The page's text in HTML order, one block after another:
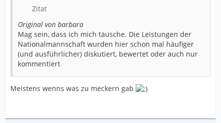
Zitat
Original von barbara
Mag sein, dass ich mich täusche. Die Leistungen der
Nationalmannschaft wurden hier schon mal häufiger
(und ausführlicher) diskutiert, bewertet oder auch nur
kommentiert
Meistens wenns was zu meckern gab